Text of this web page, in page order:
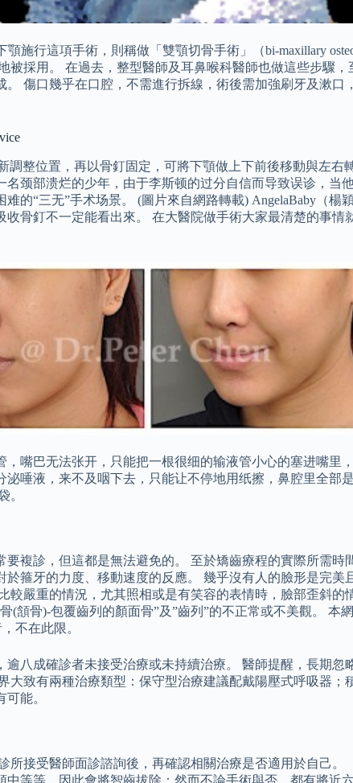
施行這項手術，則稱做「雙顎切骨手術」（bi-maxillary
採用。 在過去，整型醫師及耳鼻喉科醫師也做這些步驟
傷口幾乎在口腔，不需進行拆線，術後需加強刷牙及漱口
整位置，再以骨釘固定，可將下顎做上下前後移動與左
颈部溃烂的少年，由于李斯顿的过分自信而导致误诊，当
的“三无”手术场景。 (圖片來自網路轉載) AngelaBaby（
骨釘不一定能看出來。 在大醫院做手術大家最清楚的事
嘴巴无法张开，只能把一根很细的输液管小心的塞进嘴里
唾液，来不及咽下去，只能让不停地用纸擦，鼻腔里全部
。
複診，但這都是無法避免的。 至於矯齒療程的實際所需時
箍牙的力度、移動速度的反應。 幾乎沒有人的臉形是完
嚴重的情況，尤其照相或是有笑容的表情時，臉部歪斜
頷骨)-包覆齒列的顏面骨”及”齒列”的不正常或不美觀。
不在此限。
八成確診者未接受治療或未持續治療。 醫師提醒，長期
致有兩種治療類型：保守型治療建議配戴陽壓式呼吸器
能。
接受醫師面診諮詢後，再確認相關治療是否適用於自己
等等，因此會將智齒拔除；然而不論手術與否，都有將近